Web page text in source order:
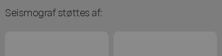
Seismograf støttes af: